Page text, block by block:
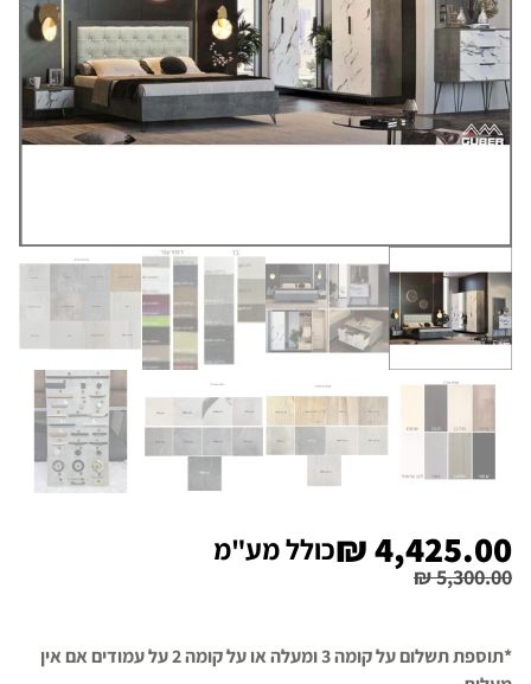
₪5,300.00
₪4,425.00 כולל מע"מ
*תוספת תשלום על קומה 3 ומעלה או על קומה 2 על עמודים אם אין